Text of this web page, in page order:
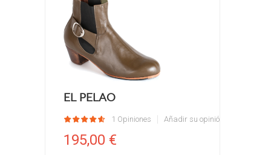
El Pelao
1 Opiniones Añadir su opinión
195,00 €